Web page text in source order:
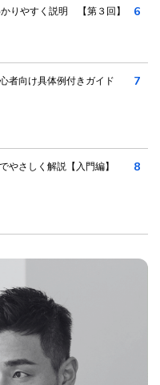
りやすく説明 【第３回】 6
者向け具体例付きガイド
7
やさしく解説【入門編】
8